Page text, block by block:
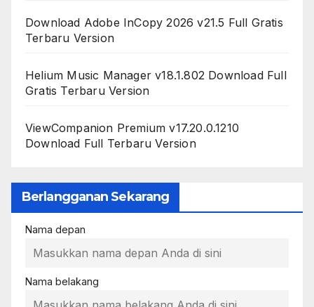
Download Adobe InCopy 2026 v21.5 Full Gratis
Terbaru Version
Helium Music Manager v18.1.802 Download Full
Gratis Terbaru Version
ViewCompanion Premium v17.20.0.1210
Download Full Terbaru Version
Berlangganan Sekarang
Nama depan
Nama belakang